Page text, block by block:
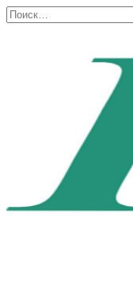
Перейти
к
Search
for: